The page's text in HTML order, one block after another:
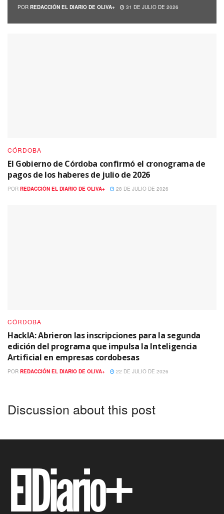
POR REDACCIÓN EL DIARIO DE OLIVA+ 31 DE JULIO DE 2026
CÓRDOBA
El Gobierno de Córdoba confirmó el cronograma de
pagos de los haberes de julio de 2026
POR REDACCIÓN EL DIARIO DE OLIVA+ 28 DE JULIO DE 2026
CÓRDOBA
HackIA: Abrieron las inscripciones para la segunda
edición del programa que impulsa la Inteligencia
Artificial en empresas cordobesas
POR REDACCIÓN EL DIARIO DE OLIVA+ 22 DE JULIO DE 2026
Discussion about this post